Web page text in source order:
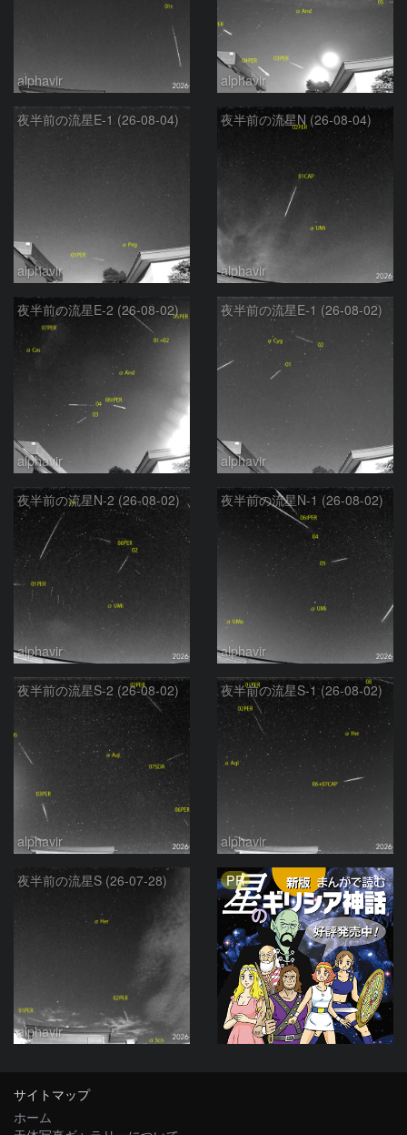
alphavir alphavir
夜半前の流星E-1 (26-08-04)
alphavir
夜半前の流星N (26-08-04)
alphavir
夜半前の流星E-2 (26-08-02)
alphavir
夜半前の流星E-1 (26-08-02)
alphavir
夜半前の流星N-2 (26-08-02)
alphavir
夜半前の流星N-1 (26-08-02)
alphavir
夜半前の流星S-2 (26-08-02)
alphavir
夜半前の流星S-1 (26-08-02)
alphavir
夜半前の流星S (26-07-28)
alphavir
PR
サイトマップ
ホーム